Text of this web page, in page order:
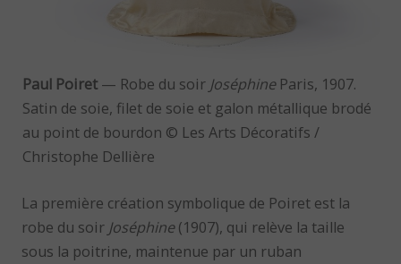
Paul Poiret— Robe du soir Joséphine Paris, 1907.
Satin de soie, filet de soie et galon métallique brodé
au point de bourdon © Les Arts Décoratifs /
Christophe Dellière
La première création symbolique de Poiret est la
robe du soir Joséphine(1907), qui relève la taille
sous la poitrine, maintenue par un ruban